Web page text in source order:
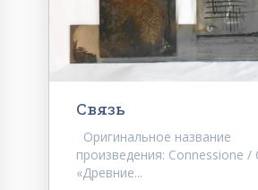
Связь
Оригинальное название
произведения: Connessione /
«Древние...